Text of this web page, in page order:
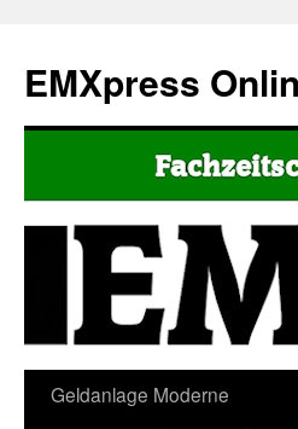
EMXpress
Geldanlage Moderne